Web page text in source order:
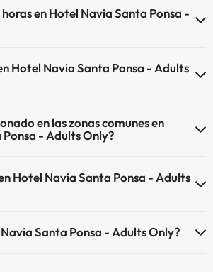
tienes más info sobre la piscina y otras
en Hotel Navia Santa Ponsa -
Hotel Navia Santa Ponsa - Adults
en las zonas comunes en
- Adults Only?
Hotel Navia Santa Ponsa - Adults
Santa Ponsa - Adults Only?